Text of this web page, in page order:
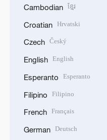
Cambodian ខ្មែរ
Croatian Hrvatski
Czech Český
English English
Esperanto Esperanto
Filipino Filipino
French Français
German Deutsch